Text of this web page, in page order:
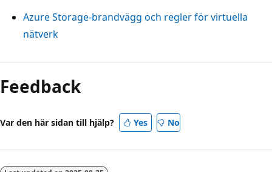
Azure Storage-brandvägg och regler för virtuella
nätverk
Läsläge
inaktiverat
Feedback
Var den här sidan till hjälp? Yes No